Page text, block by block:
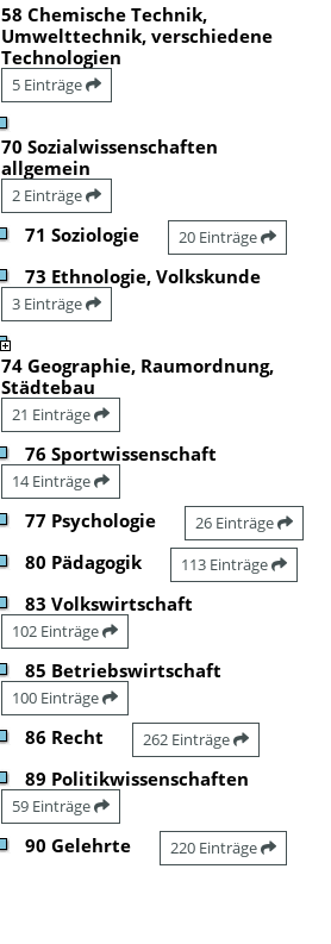
58 Chemische Technik,
Umwelttechnik, verschiedene
Technologien
5 Einträge
70 Sozialwissenschaften
allgemein
2 Einträge
71 Soziologie 20 Einträge
73 Ethnologie, Volkskunde
3 Einträge
74 Geographie, Raumordnung,
Städtebau
21 Einträge
76 Sportwissenschaft
14 Einträge
77 Psychologie 26 Einträge
80 Pädagogik 113 Einträge
83 Volkswirtschaft
102 Einträge
85 Betriebswirtschaft
100 Einträge
86 Recht 262 Einträge
89 Politikwissenschaften
59 Einträge
90 Gelehrte 220 Einträge